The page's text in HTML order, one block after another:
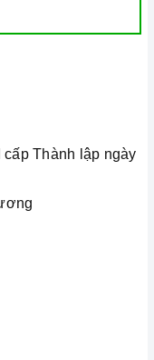
Thành lập ngày